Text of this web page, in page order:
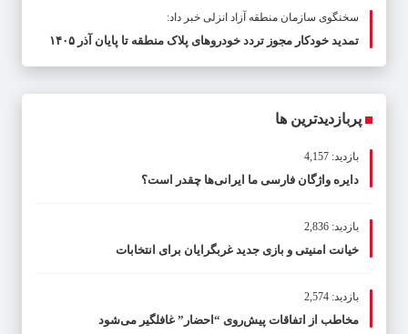
سخنگوی سازمان منطقه آزاد انزلی خبر داد:
تمدید خودکار مجوز تردد خودروهای پلاک منطقه تا پایان آذر ۱۴۰۵
پربازدیدترین ها
بازدید: 4,157
دایره واژگان فارسی ما ایرانی‌ها چقدر است؟
بازدید: 2,836
خیانت امنیتی و بازی جدید غربگرایان برای انتخابات
بازدید: 2,574
مخاطب از اتفاقات پیش‌روی “احضار” غافلگیر می‌شود